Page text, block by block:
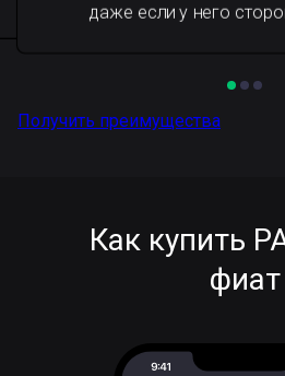
даже если у него
Получить преимущества
Как купить
фиат